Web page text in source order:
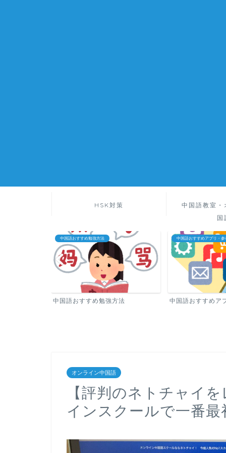
HSK対策
中国語教室・
国
中国語おすすめアプリ・参考書
中国語おすすめアプリ・参考書
中国語教室・オンライン中
中国語教室・オン
オンライン中国語
【評判のネトチャイ
インスクールで一番